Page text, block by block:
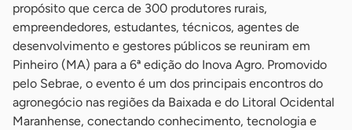
propósito que cerca de 300 produtores rurais,
empreendedores, estudantes, técnicos, agentes de
desenvolvimento e gestores públicos se reuniram em
Pinheiro (MA) para a 6ª edição do Inova Agro. Promovido
pelo Sebrae, o evento é um dos principais encontros do
agronegócio nas regiões da Baixada e do Litoral Ocidental
Maranhense, conectando conhecimento, tecnologia e